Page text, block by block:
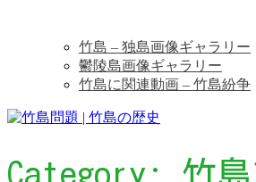
竹島 – 独島画像ギャラリー
鬱陵島画像ギャラリー
竹島に関連動画 – 竹島紛争
Category: 竹